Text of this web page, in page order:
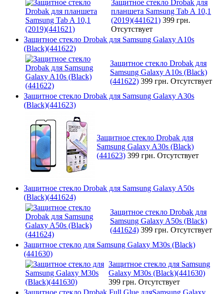
Защитное стекло Drobak для
планшета Samsung Tab A 10,1
(2019)(441621) 399 грн.
Отсутствует
Защитное стекло Drobak для Samsung Galaxy A10s
(Black)(441622)
Защитное стекло Drobak для
Samsung Galaxy A10s (Black)
(441622) 399 грн. Отсутствует
Защитное стекло Drobak для Samsung Galaxy A30s
(Black)(441623)
Защитное стекло Drobak для
Samsung Galaxy A30s (Black)
(441623) 399 грн. Отсутствует
Защитное стекло Drobak для Samsung Galaxy A50s
(Black)(441624)
Защитное стекло Drobak для
Samsung Galaxy A50s (Black)
(441624) 399 грн. Отсутствует
Защитное стекло для Samsung Galaxy M30s (Black)
(441630)
Защитное стекло для Samsung
Galaxy M30s (Black)(441630)
399 грн. Отсутствует
Защитное стекло Drobak Full Glue дляSamsung Galaxy